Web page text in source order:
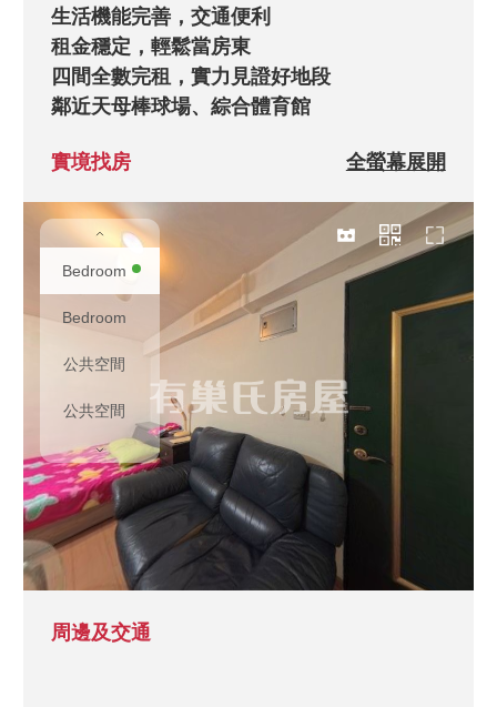
生活機能完善，交通便利
租金穩定，輕鬆當房東
四間全數完租，實力見證好地段
鄰近天母棒球場、綜合體育館
實境找房 全螢幕展開
周邊及交通